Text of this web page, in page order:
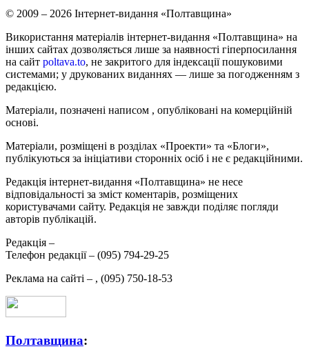
© 2009 – 2026 Інтернет-видання «Полтавщина»
Використання матеріалів інтернет-видання «Полтавщина» на
інших сайтах дозволяється лише за наявності гіперпосилання
на сайт poltava.to, не закритого для індексації пошуковими
системами; у друкованих виданнях — лише за погодженням з
редакцією.
Матеріали, позначені написом , опубліковані на комерційній
основі.
Матеріали, розміщені в розділах «Проекти» та «Блоги»,
публікуються за ініціативи сторонніх осіб і не є редакційними.
Редакція інтернет-видання «Полтавщина» не несе
відповідальності за зміст коментарів, розміщених
користувачами сайту. Редакція не завжди поділяє погляди
авторів публікацій.
Редакція –
Телефон редакції – (095) 794-29-25
Реклама на сайті – , (095) 750-18-53
Полтавщина: